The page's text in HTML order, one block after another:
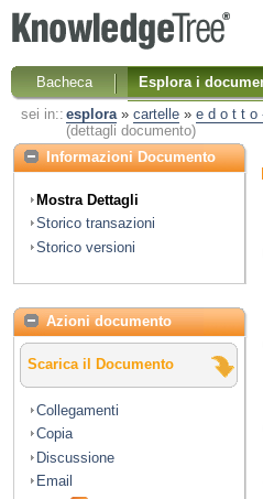
Bacheca
Esplora i
sei in:: esplora» cartelle» e d o t t o
(dettagli documento)
Informazioni Documento
Mostra Dettagli
Storico transazioni
Storico versioni
Azioni documento
Scarica il Documento
Collegamenti
Copia
Discussione
Email